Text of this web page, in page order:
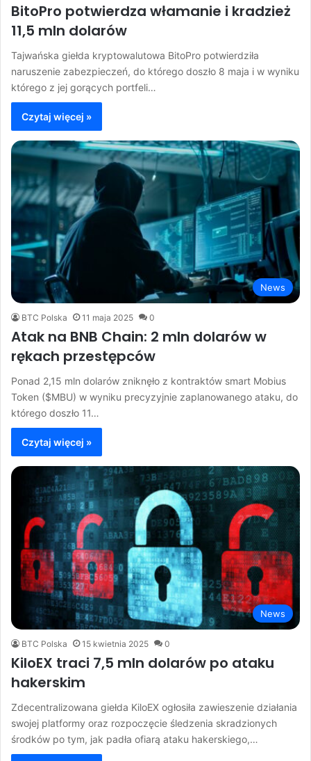
BitoPro potwierdza włamanie i kradzież
11,5 mln dolarów
Tajwańska giełda kryptowalutowa BitoPro potwierdziła
naruszenie zabezpieczeń, do którego doszło 8 maja i w wyniku
którego z jej gorących portfeli…
Czytaj więcej »
News
BTC Polska 11 maja 2025 0
Atak na BNB Chain: 2 mln dolarów w
rękach przestępców
Ponad 2,15 mln dolarów zniknęło z kontraktów smart Mobius
Token ($MBU) w wyniku precyzyjnie zaplanowanego ataku, do
którego doszło 11…
Czytaj więcej »
News
BTC Polska 15 kwietnia 2025 0
KiloEX traci 7,5 mln dolarów po ataku
hakerskim
Zdecentralizowana giełda KiloEX ogłosiła zawieszenie działania
swojej platformy oraz rozpoczęcie śledzenia skradzionych
środków po tym, jak padła ofiarą ataku hakerskiego,…